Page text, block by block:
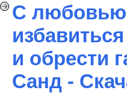
С любовью
и обрести
Санд -